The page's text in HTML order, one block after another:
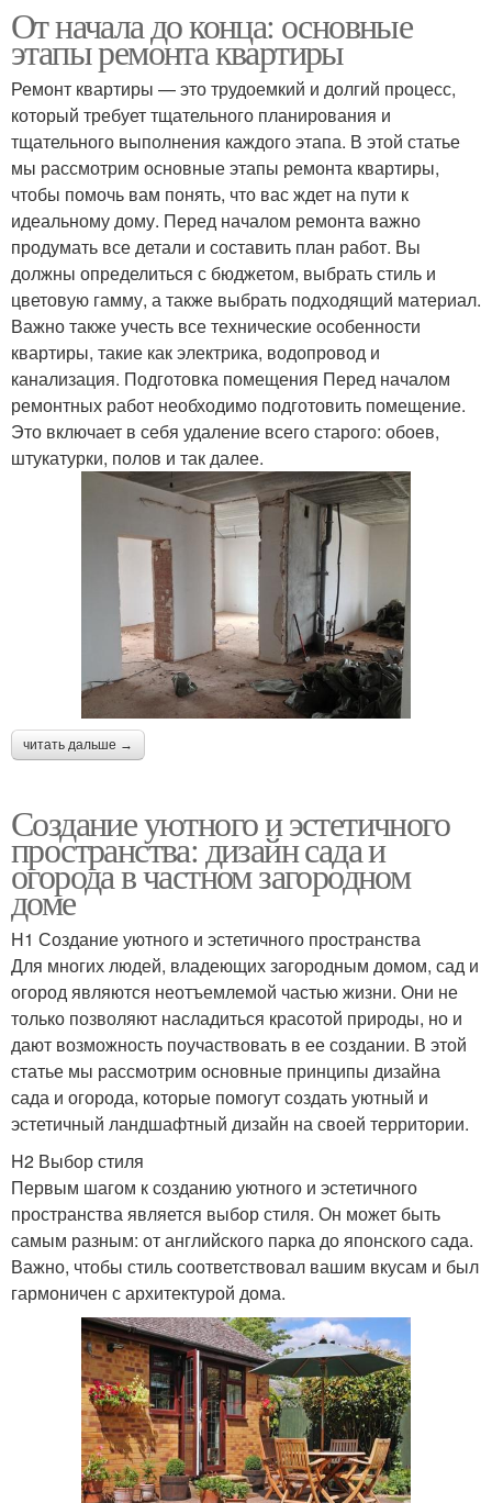
От начала до конца: основные
этапы ремонта квартиры
Ремонт квартиры — это трудоемкий и долгий процесс,
который требует тщательного планирования и
тщательного выполнения каждого этапа. В этой статье
мы рассмотрим основные этапы ремонта квартиры,
чтобы помочь вам понять, что вас ждет на пути к
идеальному дому. Перед началом ремонта важно
продумать все детали и составить план работ. Вы
должны определиться с бюджетом, выбрать стиль и
цветовую гамму, а также выбрать подходящий материал.
Важно также учесть все технические особенности
квартиры, такие как электрика, водопровод и
канализация. Подготовка помещения Перед началом
ремонтных работ необходимо подготовить помещение.
Это включает в себя удаление всего старого: обоев,
штукатурки, полов и так далее.
читать дальше →
Создание уютного и эстетичного
пространства: дизайн сада и
огорода в частном загородном
доме
H1 Создание уютного и эстетичного пространства
Для многих людей, владеющих загородным домом, сад и
огород являются неотъемлемой частью жизни. Они не
только позволяют насладиться красотой природы, но и
дают возможность поучаствовать в ее создании. В этой
статье мы рассмотрим основные принципы дизайна
сада и огорода, которые помогут создать уютный и
эстетичный ландшафтный дизайн на своей территории.
H2 Выбор стиля
Первым шагом к созданию уютного и эстетичного
пространства является выбор стиля. Он может быть
самым разным: от английского парка до японского сада.
Важно, чтобы стиль соответствовал вашим вкусам и был
гармоничен с архитектурой дома.